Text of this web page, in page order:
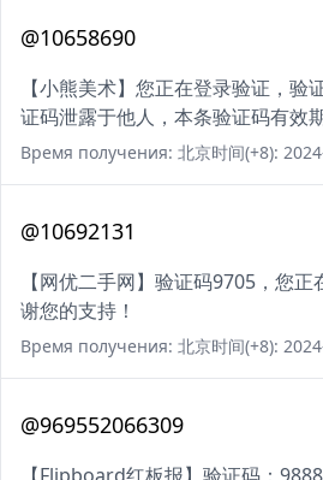
@10658690
【小熊美术】您正在登录验证，验
证码泄露于他人，本条验证码有效
Время получения: 北京时间(+8):
@10692131
【网优二手网】验证码9705，您
谢您的支持！
Время получения: 北京时间(+8):
@969552066309